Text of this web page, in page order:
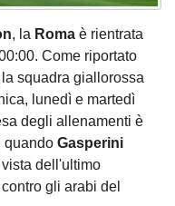
, la Roma è rientrata
Come riportato
squadra giallorossa
lunedì e martedì
degli allenamenti è
quando Gasperini
dell'ultimo
gli arabi del